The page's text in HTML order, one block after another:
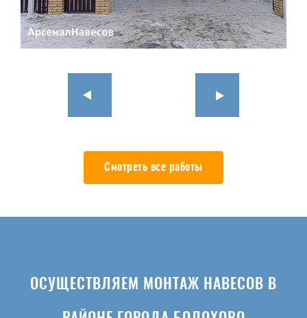
Смотреть все работы
ОСУЩЕСТВЛЯЕМ МОНТАЖ НАВЕСОВ В